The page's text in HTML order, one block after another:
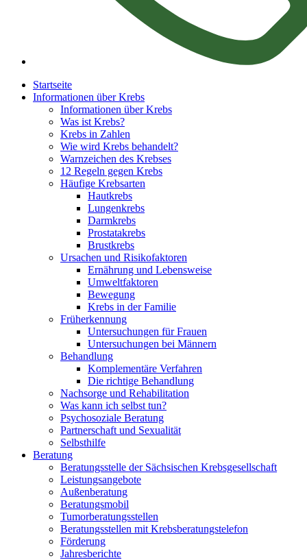
Startseite
Informationen über Krebs
Informationen über Krebs
Was ist Krebs?
Krebs in Zahlen
Wie wird Krebs behandelt?
Warnzeichen des Krebses
12 Regeln gegen Krebs
Häufige Krebsarten
Hautkrebs
Lungenkrebs
Darmkrebs
Prostatakrebs
Brustkrebs
Ursachen und Risikofaktoren
Ernährung und Lebensweise
Umweltfaktoren
Bewegung
Krebs in der Familie
Früherkennung
Untersuchungen für Frauen
Untersuchungen bei Männern
Behandlung
Komplementäre Verfahren
Die richtige Behandlung
Nachsorge und Rehabilitation
Was kann ich selbst tun?
Psychosoziale Beratung
Partnerschaft und Sexualität
Selbsthilfe
Beratung
Beratungsstelle der Sächsischen Krebsgesellschaft
Leistungsangebote
Außenberatung
Beratungsmobil
Tumorberatungsstellen
Beratungsstellen mit Krebsberatungstelefon
Förderung
Jahresberichte